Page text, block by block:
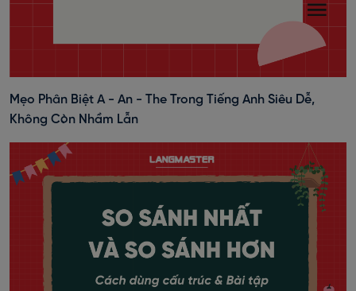
Mẹo Phân Biệt A - An - The Trong Tiếng Anh Siêu Dễ,
Không Còn Nhầm Lẫn